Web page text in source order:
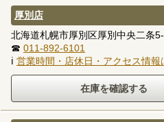
厚別店
北海道札幌市厚別区厚別中央二条
☎ 011-892-6101
ℹ 営業時間・店休日・アクセス情報